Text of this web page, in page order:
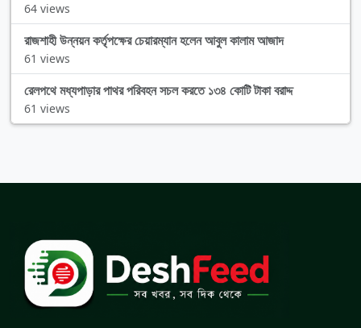
64 views
রাজশাহী উন্নয়ন কর্তৃপক্ষের চেয়ারম্যান হলেন আবুল কালাম আজাদ
61 views
রেলপথে মধ্যপাড়ার পাথর পরিবহন সচল করতে ১৩৪ কোটি টাকা বরাদ্দ
61 views